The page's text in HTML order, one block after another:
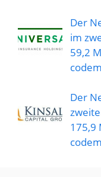
Der
im
59,2
Der
175,9